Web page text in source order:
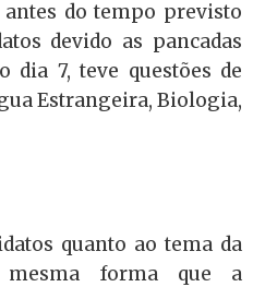
do tempo previsto
devido as pancadas
dia 7, teve questões de
Estrangeira, Biologia,
quanto ao tema da
mesma forma que a